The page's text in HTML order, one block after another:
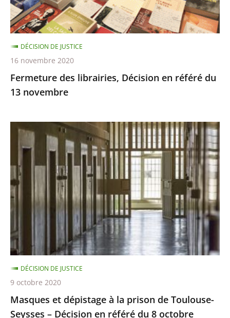
13
novembre
Fermeture des librairies, Décision en référé du
13 novembre
DÉCISION DE JUSTICE
16 novembre 2020
Masques
la
prison
de
Toulouse-
Seysses
–
Décision
en
référé
du
Masques et dépistage à la prison de Toulouse-
Seysses – Décision en référé du 8 octobre
DÉCISION DE JUSTICE
9 octobre 2020